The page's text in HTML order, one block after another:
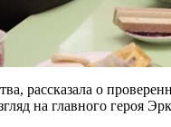
рассказала о
на главного героя